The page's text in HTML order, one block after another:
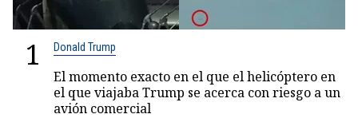
1 Donald Trump
El momento exacto en el que el helicóptero en
el que viajaba Trump se acerca con riesgo a un
avión comercial